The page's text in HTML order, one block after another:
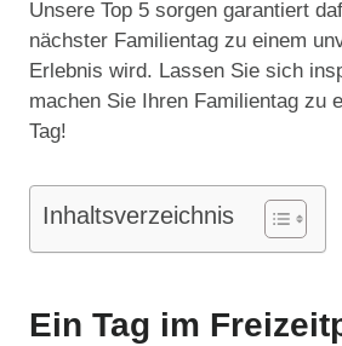
Unsere Top 5 sorgen garantiert
nächster Familientag zu einem
Erlebnis wird. Lassen Sie sich
machen Sie Ihren Familientag zu
Tag!
Inhaltsverzeichnis
Ein Tag im